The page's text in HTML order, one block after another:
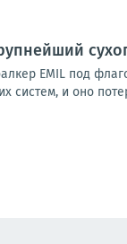
EMIL под
систем, и оно